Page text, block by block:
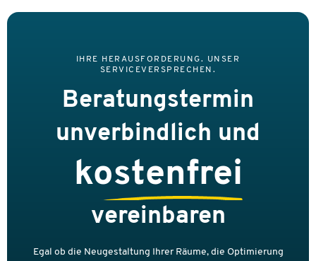
IHRE HERAUSFORDERUNG. UNSER
SERVICEVERSPRECHEN.
Beratungstermin
unverbindlich und
kostenfrei
vereinbaren
Egal ob die Neugestaltung Ihrer Räume, die Optimierung